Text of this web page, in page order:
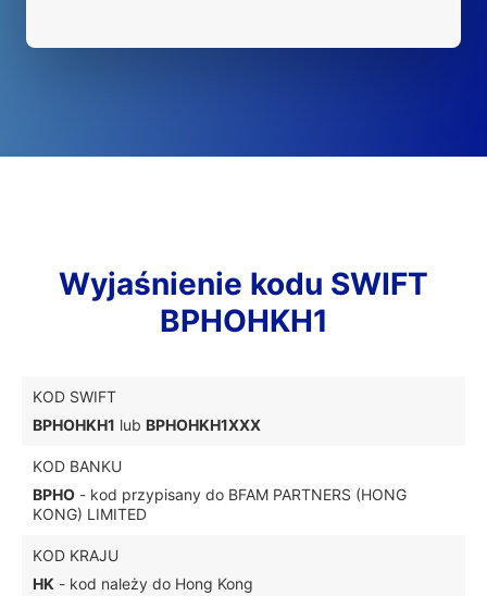
Wyjaśnienie kodu SWIFT
BPHOHKH1
KOD SWIFT
BPHOHKH1 lub BPHOHKH1XXX
KOD BANKU
BPHO - kod przypisany do BFAM PARTNERS (HONG
KONG) LIMITED
KOD KRAJU
HK - kod należy do Hong Kong